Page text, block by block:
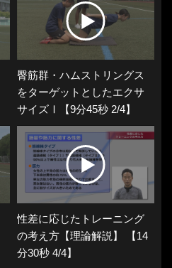
臀筋群・ハムストリングス
をターゲットとしたエクサ
サイズⅠ【9分45秒 2/4】
性差に応じたトレーニング
の考え方【理論解説】 【14
分30秒 4/4】